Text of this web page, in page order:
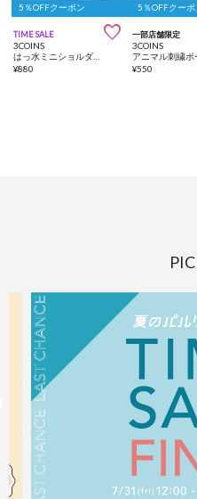
5％OFFクーポン
TIME SALE 
3COINS
¥880
5％OFFクーポ
一部店舗限定
3COINS
アニマル刺繍ポ
¥550